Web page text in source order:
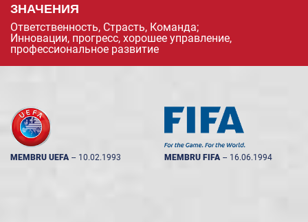
ЗНАЧЕНИЯ
Ответственность, Страсть, Команда;
Инновации, прогресс, хорошее управление,
профессиональное развитие
MEMBRU UEFA -- 10.02.1993 MEMBRU FIFA -- 16.06.1994